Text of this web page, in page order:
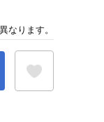
なります。